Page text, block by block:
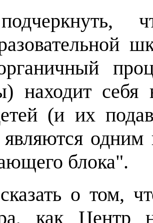
находит
(и их
одним
блока".
о том,
как Центр